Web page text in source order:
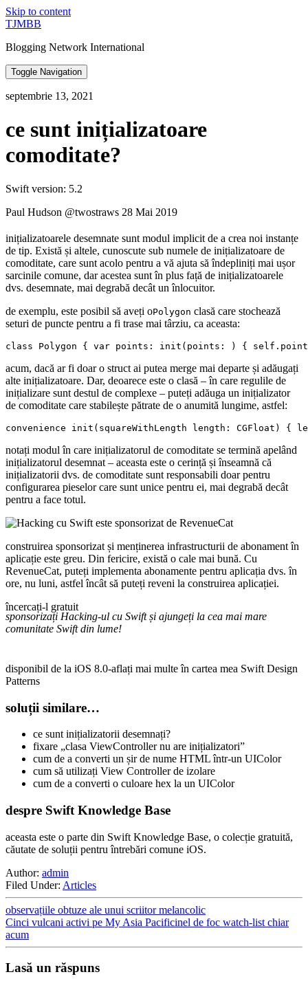
Skip to content
TJMBB
Blogging Network International
Toggle Navigation
septembrie 13, 2021
ce sunt inițializatoare
comoditate?
Swift version: 5.2
Paul Hudson @twostraws 28 Mai 2019
inițializatoarele desemnate sunt modul implicit de a crea noi instanțe
de tip. Există și altele, cunoscute sub numele de inițializatoare de
comoditate, care sunt acolo pentru a vă ajuta să îndepliniți mai ușor
sarcinile comune, dar acestea sunt în plus față de inițializatoarele
dvs. desemnate, mai degrabă decât un înlocuitor.
de exemplu, este posibil să aveți oPolygon clasă care stochează
seturi de puncte pentru a fi trase mai târziu, ca aceasta:
class Polygon { var points: init(points: ) {
acum, dacă ar fi doar o struct ai putea merge mai departe și adăugați
alte inițializatoare. Dar, deoarece este o clasă – în care regulile de
inițializare sunt destul de complexe – puteți adăuga un inițializator
de comoditate care stabilește pătrate de o anumită lungime, astfel:
convenience init(squareWithLength length:
notați modul în care inițializatorul de comoditate se termină apelând
inițializatorul desemnat – aceasta este o cerință și înseamnă că
inițializatorii dvs. de comoditate sunt responsabili doar pentru
configurarea pieselor care sunt unice pentru ei, mai degrabă decât
pentru a face totul.
construirea sponsorizat și menținerea infrastructurii de abonament în
aplicație este greu. Din fericire, există o cale mai bună. Cu
RevenueCat, puteți implementa abonamente pentru aplicația dvs. în
ore, nu luni, astfel încât să puteți reveni la construirea aplicației.
încercați-l gratuit
sponsorizați Hacking-ul cu Swift și ajungeți la cea mai mare
comunitate Swift din lume!
disponibil de la iOS 8.0-aflați mai multe în cartea mea Swift Design
Patterns
soluții similare…
ce sunt inițializatorii desemnați?
fixare „clasa ViewController nu are inițializatori”
cum de a converti un șir de nume HTML într-un UIColor
cum să utilizați View Controller de izolare
cum de a converti o culoare hex la un UIColor
despre Swift Knowledge Base
aceasta este o parte din Swift Knowledge Base, o colecție gratuită,
căutate de soluții pentru întrebări comune iOS.
Author: admin
Filed Under: Articles
observațiile obtuze ale unui scriitor melancolic
Cinci vulcani activi pe My Asia Pacificinel de foc watch-list chiar
acum
Lasă un răspuns